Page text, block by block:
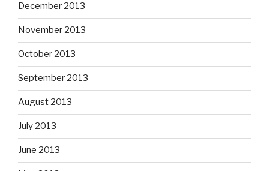
December 2013
November 2013
October 2013
September 2013
August 2013
July 2013
June 2013